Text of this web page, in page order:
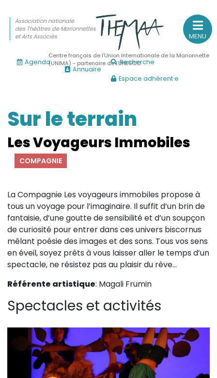
Sur le feu
(Actualités, annonces, vie professionnelle)
Sur le vif
Sur le fond
(Fonctionnement, gouvernance, groupes de travail,
Sur le terrain
(Portraits, actions, collaborations)
Sur l’étagère
MENU
Association nationale
des Théâtres de Marionnettes
et Arts Associés
Centre français de l’Union Internationale de la Marionnette
(UNIMA) - partenaire de l’UNESCO
Agenda
Annuaire
Recherche
Espace adhérent·e
Sur le terrain
Les Voyageurs Immobiles
COMPAGNIE
La Compagnie Les voyageurs immobiles propose à
tous un voyage pour l’imaginaire. Il suffit d’un brin de
fantaisie, d’une goutte de sensibilité et d’un soupçon
de curiosité pour entrer dans ces univers biscornus
mêlant poésie des images et des sons. Tous vos sens
en éveil, soyez prêts à vous laisser aller le temps d’un
spectacle, ne résistez pas au plaisir du rêve...
Référente artistique: Magali Frumin
Spectacles et activités